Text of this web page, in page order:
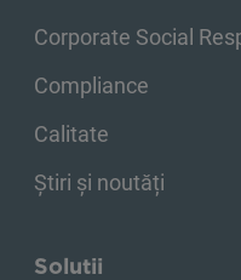
Corporate Social
Compliance
Calitate
Știri și noutăți
Solutii